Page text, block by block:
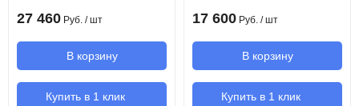
27 460 Руб. / шт
В корзину
Купить в 1 клик
17 600 Руб. / шт
В корзину
Купить в 1 клик